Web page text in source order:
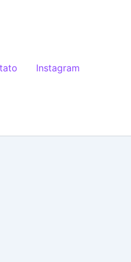
Instagram